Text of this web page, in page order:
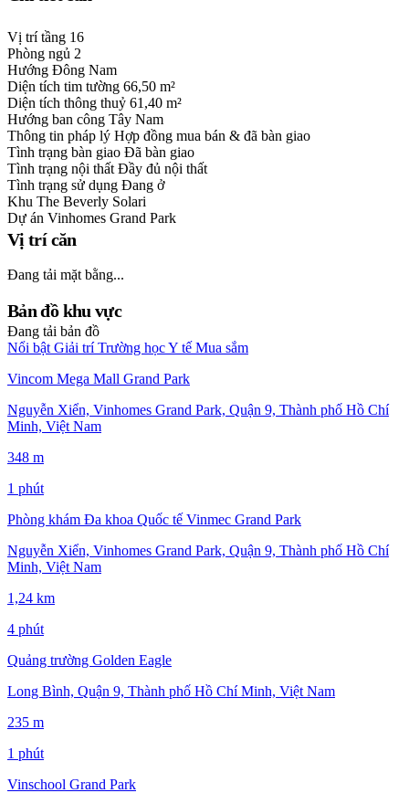
Vị trí tầng 16
Phòng ngủ 2
Hướng Đông Nam
Diện tích tim tường 66,50 m²
Diện tích thông thuỷ 61,40 m²
Hướng ban công Tây Nam
Thông tin pháp lý Hợp đồng mua bán & đã bàn giao
Tình trạng bàn giao Đã bàn giao
Tình trạng nội thất Đầy đủ nội thất
Tình trạng sử dụng Đang ở
Khu The Beverly Solari
Dự án Vinhomes Grand Park
Vị trí căn
Đang tải mặt bằng...
Bản đồ khu vực
Đang tải bản đồ
Nổi bật Giải trí Trường họcY tế Mua sắm
Vincom Mega Mall Grand Park
Nguyễn Xiển, Vinhomes Grand Park, Quận 9, Thành phố Hồ Chí
Minh, Việt Nam
348 m
1 phút
Phòng khám Đa khoa Quốc tế Vinmec Grand Park
Nguyễn Xiển, Vinhomes Grand Park, Quận 9, Thành phố Hồ Chí
Minh, Việt Nam
1,24 km
4 phút
Quảng trường Golden Eagle
Long Bình, Quận 9, Thành phố Hồ Chí Minh, Việt Nam
235 m
1 phút
Vinschool Grand Park